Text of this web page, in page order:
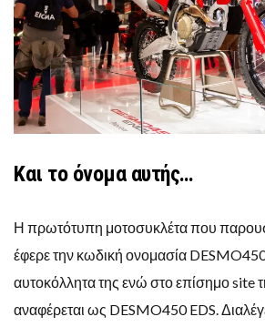
Και το όνομα αυτής…
Η πρωτότυπη μοτοσυκλέτα που
έφερε την κωδική ονομασία
αυτοκόλλητα της ενώ στο επίσημο site
αναφέρεται ως DESMO450 EDS.